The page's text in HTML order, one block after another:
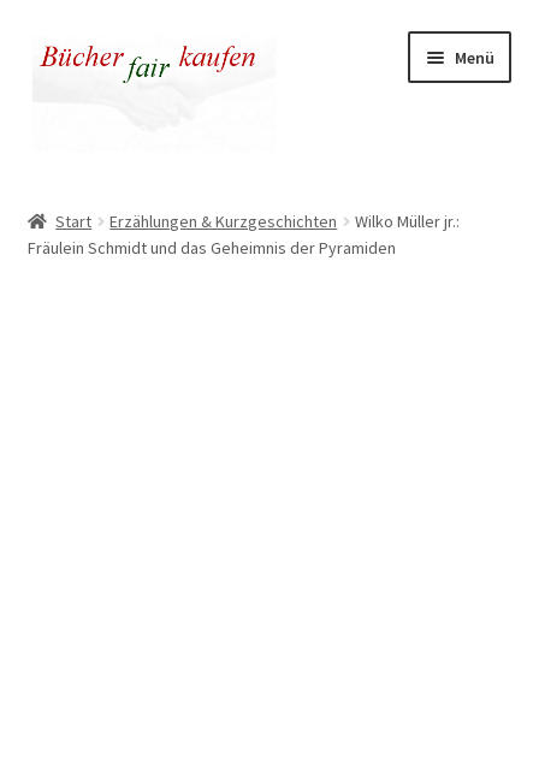
Zur
Navigation
Zum
Inhalt
Menü
Kasse
Start Erzählungen & Kurzgeschichten
Wilko Müller jr.:
Fräulein Schmidt und das Geheimnis der Pyramiden